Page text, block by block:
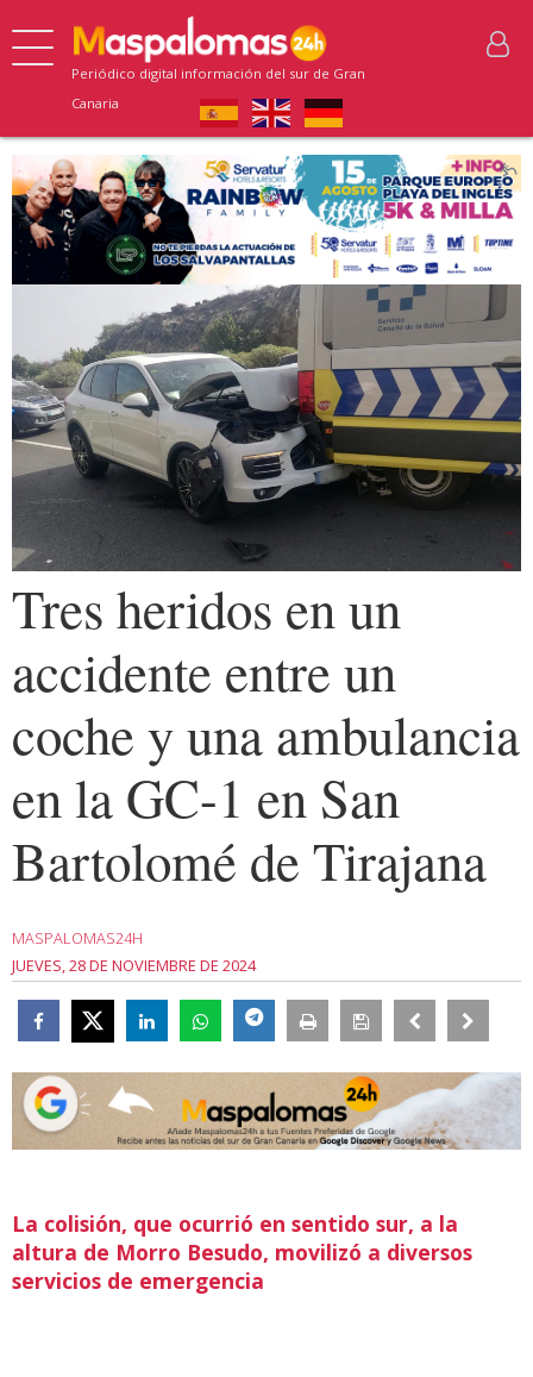
Periódico digital información del sur de Gran
Canaria
Tres heridos en un
accidente entre un
coche y una ambulancia
en la GC-1 en San
Bartolomé de Tirajana
MASPALOMAS24H
JUEVES, 28 DE NOVIEMBRE DE 2024
La colisión, que ocurrió en sentido sur, a la
altura de Morro Besudo, movilizó a diversos
servicios de emergencia